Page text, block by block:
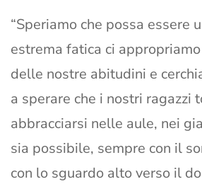
“Speriamo che possa essere
estrema fatica ci
delle nostre abitudini e
a sperare che i nostri ragazzi
abbracciarsi nelle aule, nei
sia possibile, sempre con il
con lo sguardo alto verso il